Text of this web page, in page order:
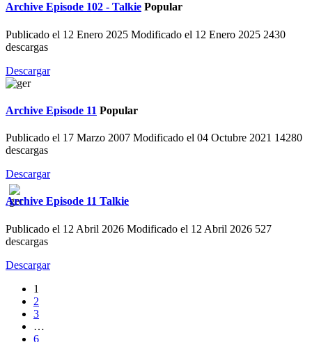
Archive Episode 102 - Talkie Popular
Publicado el 12 Enero 2025 Modificado el 12 Enero 2025 2430
descargas
Descargar
Archive Episode 11 Popular
Publicado el 17 Marzo 2007 Modificado el 04 Octubre 2021 14280
descargas
Descargar
Archive Episode 11 Talkie
Publicado el 12 Abril 2026 Modificado el 12 Abril 2026 527
descargas
Descargar
1
2
3
…
6